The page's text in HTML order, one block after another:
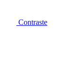
Contraste